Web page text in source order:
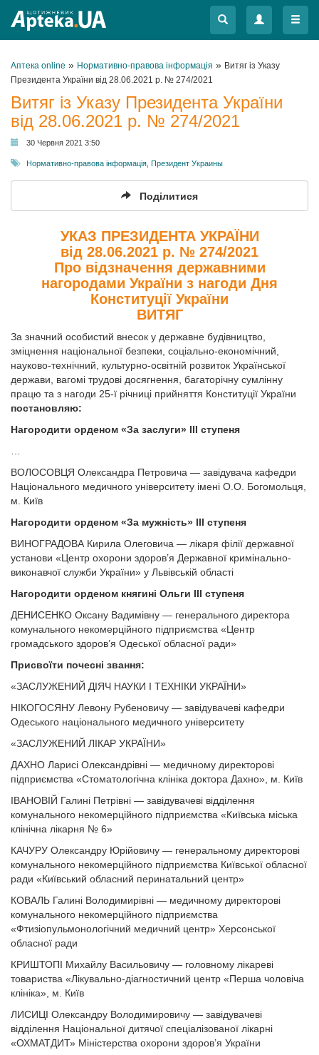
Меню
Меню
Аптека online » Нормативно-правова інформація » Витяг із Указу
Президента України від 28.06.2021 р. № 274/2021
Витяг із Указу Президента України
від 28.06.2021 р. № 274/2021
30 Червня 2021 3:50
Нормативно-правова інформація Президент Украины
Поділитися
УКАЗ ПРЕЗИДЕНТА УКРАЇНИ
від 28.06.2021 р. № 274/2021
Про відзначення державними
нагородами України з нагоди Дня
Конституції України
ВИТЯГ
За значний особистий внесок у державне будівництво,
зміцнення національної безпеки, соціально-економічний,
науково-технічний, культурно-освітній розвиток Української
держави, вагомі трудові досягнення, багаторічну сумлінну
працю та з нагоди 25-ї річниці прийняття Конституції України
постановляю:
Нагородити орденом «За заслуги» ІІІ ступеня
ВОЛОСОВЦЯ Олександра Петровича — завідувача кафедри
Національного медичного університету імені О.О. Богомольця,
м. Київ
Нагородити орденом «За мужність» ІІІ ступеня
ВИНОГРАДОВА Кирила Олеговича — лікаря філії державної
установи «Центр охорони здоров’я Державної кримінально-
виконавчої служби України» у Львівській області
Нагородити орденом княгині Ольги ІІІ ступеня
ДЕНИСЕНКО Оксану Вадимівну — генерального директора
комунального некомерційного підприємства «Центр
громадського здоров’я Одеської обласної ради»
Присвоїти почесні звання:
«ЗАСЛУЖЕНИЙ ДІЯЧ НАУКИ І ТЕХНІКИ УКРАЇНИ»
НІКОГОСЯНУ Левону Рубеновичу — завідувачеві кафедри
Одеського національного медичного університету
«ЗАСЛУЖЕНИЙ ЛІКАР УКРАЇНИ»
ДАХНО Ларисі Олександрівні — медичному директорові
підприємства «Стоматологічна клініка доктора Дахно», м. Київ
ІВАНОВІЙ Галині Петрівні — завідувачеві відділення
комунального некомерційного підприємства «Київська міська
клінічна лікарня № 6»
КАЧУРУ Олександру Юрійовичу — генеральному директорові
комунального некомерційного підприємства Київської обласної
ради «Київський обласний перинатальний центр»
КОВАЛЬ Галині Володимирівні — медичному директорові
комунального некомерційного підприємства
«Фтизіопульмонологічний медичний центр» Херсонської
обласної ради
КРИШТОПІ Михайлу Васильовичу — головному лікареві
товариства «Лікувально-діагностичний центр «Перша чоловіча
клініка», м. Київ
ЛИСИЦІ Олександру Володимировичу — завідувачеві
відділення Національної дитячої спеціалізованої лікарні
«ОХМАТДИТ» Міністерства охорони здоров’я України